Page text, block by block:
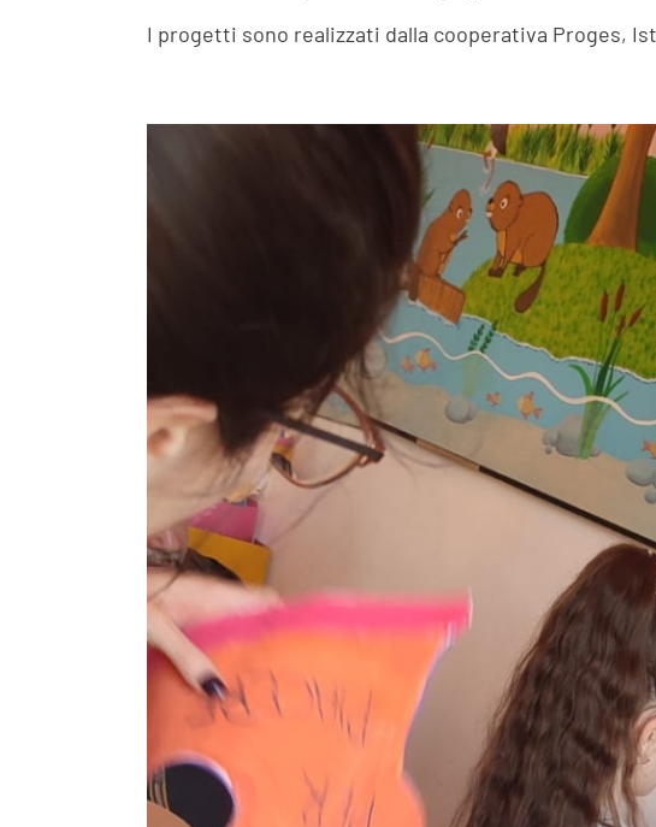
I progetti sono realizzati dalla cooperativa Proges,